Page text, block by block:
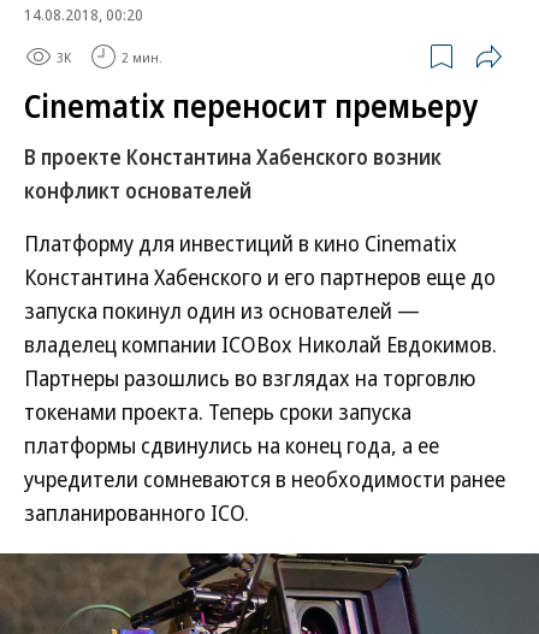
14.08.2018, 00:20
3K 2 мин.
Cinematix переносит премьеру
В проекте Константина Хабенского возник
конфликт основателей
Платформу для инвестиций в кино Cinematix
Константина Хабенского и его партнеров еще до
запуска покинул один из основателей —
владелец компании ICOBox Николай Евдокимов.
Партнеры разошлись во взглядах на торговлю
токенами проекта. Теперь сроки запуска
платформы сдвинулись на конец года, а ее
учредители сомневаются в необходимости ранее
запланированного ICO.